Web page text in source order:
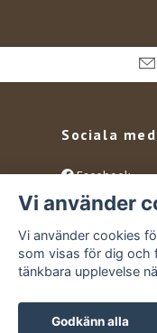
Sociala
Facebook
Instagram
YouTube
Vi använder
Vi använder cookies
som visas för dig och
tänkbara upplevelse
Godkänn alla